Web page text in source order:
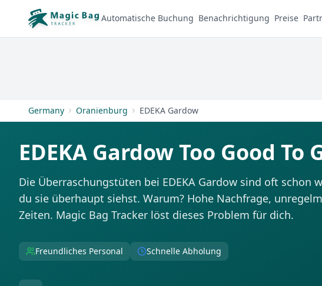
Automatische Buchung Benachrichtigung Preise
Germany Oranienburg EDEKA Gardow
EDEKA Gardow Too Good To
Die Überraschungstüten bei EDEKA Gardow sind oft schon
du sie überhaupt siehst. Warum? Hohe Nachfrage,
Zeiten. Magic Bag Tracker löst dieses Problem für dich.
Freundliches Personal Schnelle Abholung